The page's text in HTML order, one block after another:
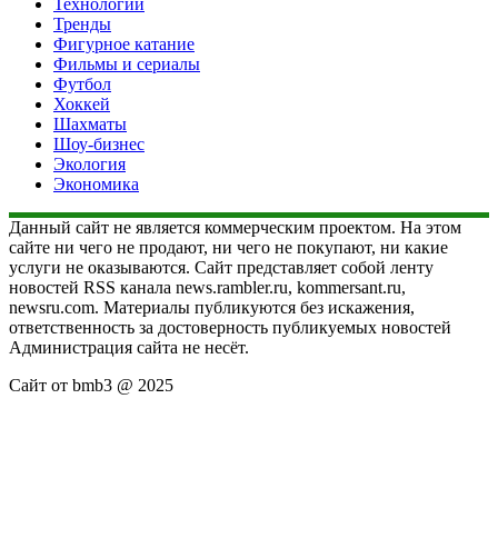
Тренды
Фигурное катание
Фильмы и сериалы
Футбол
Хоккей
Шахматы
Шоу-бизнес
Экология
Экономика
Данный сайт не является коммерческим проектом. На этом
сайте ни чего не продают, ни чего не покупают, ни какие
услуги не оказываются. Сайт представляет собой ленту
новостей RSS канала news.rambler.ru, kommersant.ru,
newsru.com. Материалы публикуются без искажения,
ответственность за достоверность публикуемых новостей
Администрация сайта не несёт.
Сайт от bmb3 @ 2025